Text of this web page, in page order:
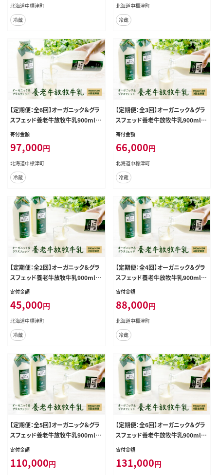
北海道中標津町
冷蔵
北海道中標津町
冷蔵
【定期便：全6回】オーガニック＆グラ
スフェッド養老牛放牧牛乳900ml×
2本【1300602】
寄付金額
97,000円
北海道中標津町
冷蔵
【定期便：全3回】オーガニック＆グラ
スフェッド養老牛放牧牛乳900ml×
3本【1300802】
寄付金額
66,000円
北海道中標津町
冷蔵
【定期便：全2回】オーガニック＆グラ
スフェッド養老牛放牧牛乳900ml×
3本【1300702】
寄付金額
45,000円
北海道中標津町
冷蔵
【定期便：全4回】オーガニック＆グラ
スフェッド養老牛放牧牛乳900ml×
3本【1300902】
寄付金額
88,000円
北海道中標津町
冷蔵
【定期便：全5回】オーガニック＆グラ
スフェッド養老牛放牧牛乳900ml×
3本【1301002】
寄付金額
110,000円
【定期便：全6回】オーガニック＆グラ
スフェッド養老牛放牧牛乳900ml×
3本【1301102】
寄付金額
131,000円